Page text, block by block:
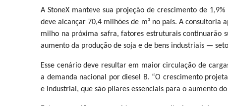
A StoneX manteve sua projeção de crescimento de
deve alcançar 70,4 milhões de m³ no país. A consultoria
milho na próxima safra, fatores estruturais continuarão
aumento da produção de soja e de bens industriais —
Esse cenário deve resultar em maior circulação de
a demanda nacional por diesel B. “O crescimento
e industrial, que são pilares essenciais para o aumento